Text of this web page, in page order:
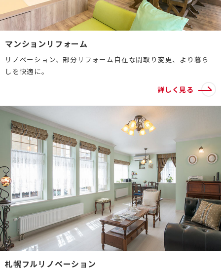
マンションリフォーム
リノベーション、部分リフォーム自在な間取り変更、より暮ら
しを快適に。
詳しく見る
札幌フルリノベーション